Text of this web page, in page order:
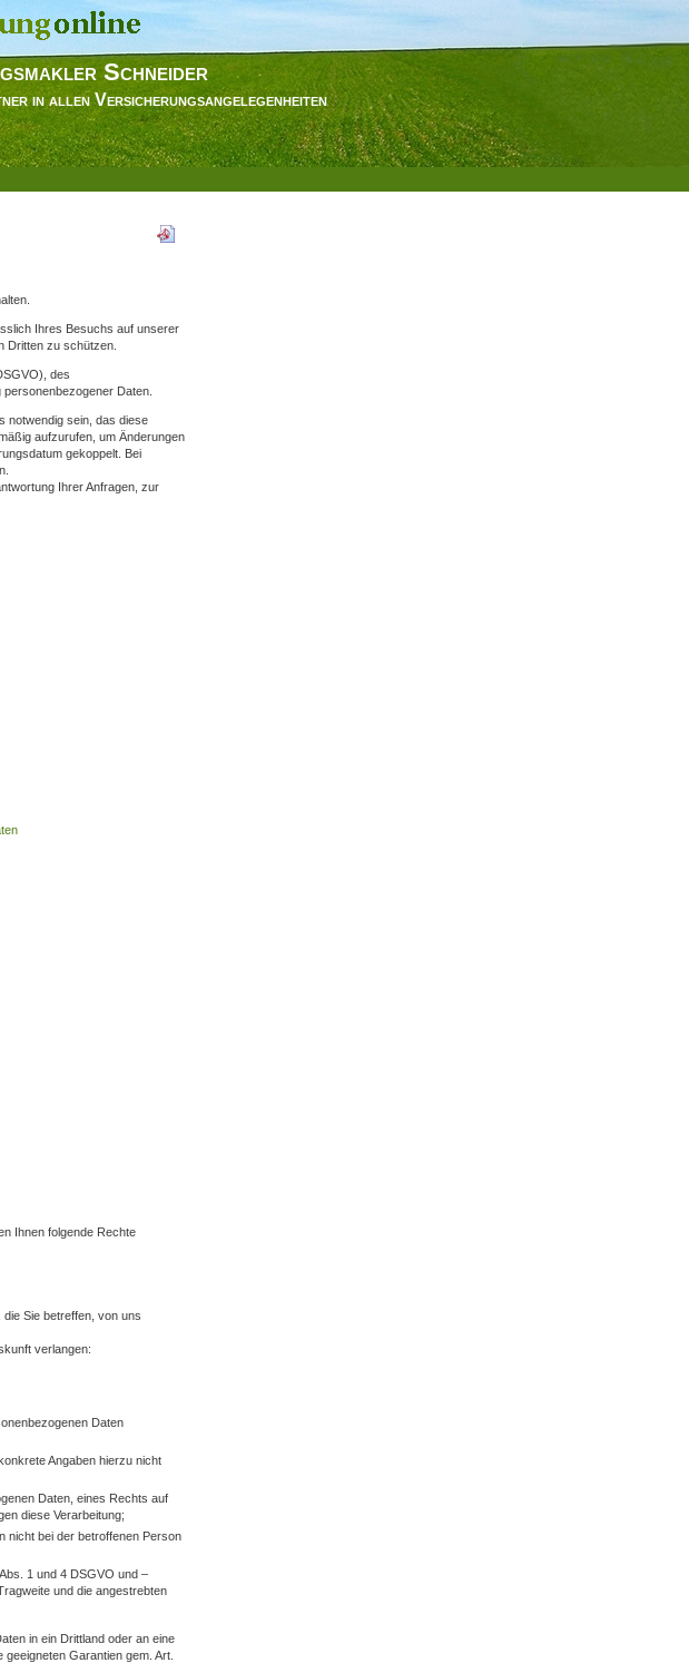
Schneider
in allen Versicherungsangelegenheiten
Ihres Besuchs auf unserer
Dritten zu schützen.
des
Daten.
notwendig sein, das diese
aufzurufen, um Änderungen
gekoppelt. Bei
Ihrer Anfragen, zur
Ihnen folgende Rechte
Sie betreffen, von uns
verlangen:
Daten
Angaben hierzu nicht
Daten, eines Rechts auf
diese Verarbeitung;
nicht bei der betroffenen Person
1 und 4 DSGVO und –
und die angestrebten
in ein Drittland oder an eine
Garantien gem. Art.